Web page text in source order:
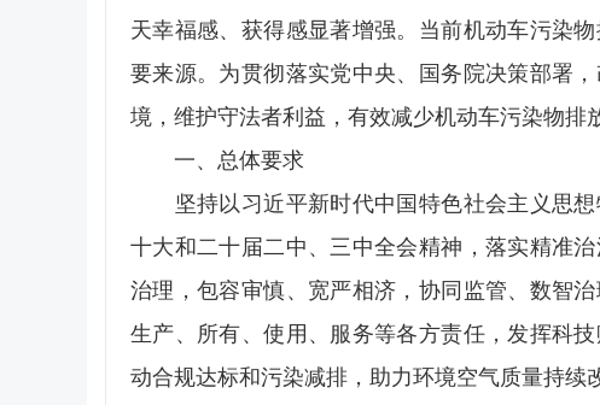
天幸福感、获得感显著增强。当前机动车污染
要来源。为贯彻落实党中央、国务院决策部署
境，维护守法者利益，有效减少机动车污染物排
一、总体要求
坚持以习近平新时代中国特色社会主义思想
十大和二十届二中、三中全会精神，落实精准
治理，包容审慎、宽严相济，协同监管、数智
生产、所有、使用、服务等各方责任，发挥科
动合规达标和污染减排，助力环境空气质量持续